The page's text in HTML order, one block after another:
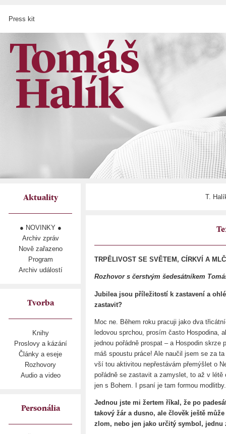
Press kit
Aktuality
● NOVINKY ●
Archiv zpráv
Nově zařazeno
Program
Archiv událostí
Tvorba
Knihy
Proslovy a kázání
Články a eseje
Rozhovory
Audio a video
Personália
T.
TRPĚLIVOST SE SVĚTEM, CÍRKVÍ A
Rozhovor s čerstvým šedesátníkem
Jubilea jsou příležitostí k zastavení a
zastavit?
Moc ne. Během roku pracuji jako dva
ledovou sprchou, prosím často Hospodina,
jednou pořádně prospat – a Hospodin
máš spoustu práce! Ale naučil jsem se za
vší tou aktivitou nepřestávám přemýšlet o
pořádně se zastavit a zamyslet, to až v
jen s Bohem. I psaní je tam formou modlitby.
Jednou jste mi žertem říkal, že po
takový žár a dusno, ale člověk ještě
zlom, nebo jen jako určitý symbol,